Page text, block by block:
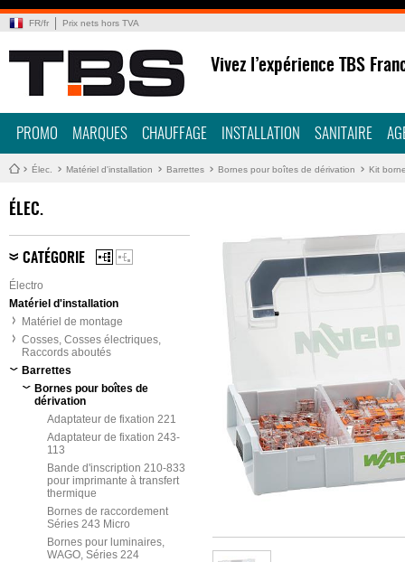
FR/fr Prix nets hors TVA
Vivez l’expérience TBS
PROMO MARQUES CHAUFFAGE INSTALLATION SANITAIRE
Élec. Matériel d'installation Barrettes Bornes pour boîtes de dérivation Kit
ÉLEC.
CATÉGORIE
Électro
Matériel d'installation
Matériel de montage
Cosses, Cosses électriques,
Raccords aboutés
Barrettes
Bornes pour boîtes de
dérivation
Adaptateur de fixation 221
Adaptateur de fixation 243-
113
Bande d'inscription 210-833
pour imprimante à transfert
thermique
Bornes de raccordement
Séries 243 Micro
Bornes pour luminaires,
WAGO, Séries 224